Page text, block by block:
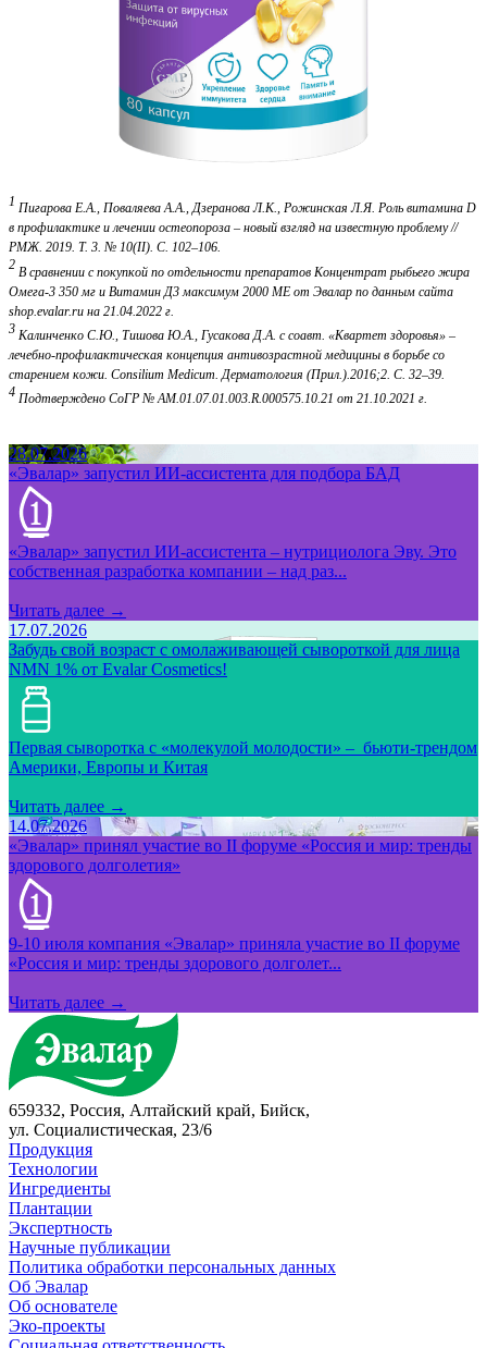
1 Пигарова Е.А., Поваляева А.А., Дзеранова Л.К., Рожинская Л.Я. Роль витамина D
в профилактике и лечении остеопороза – новый взгляд на известную проблему //
РМЖ. 2019. Т. 3. № 10(II). С. 102–106.
2 В сравнении с покупкой по отдельности препаратов Концентрат рыбьего жира
Омега-3 350 мг и Витамин Д3 максимум 2000 МЕ от Эвалар по данным сайта
shop.evalar.ru на 21.04.2022 г.
3 Калинченко С.Ю., Тишова Ю.А., Гусакова Д.А. с соавт. «Квартет здоровья» –
лечебно-профилактическая концепция антивозрастной медицины в борьбе со
старением кожи. Consilium Medicum. Дерматология (Прил.).2016;2. С. 32–39.
4 Подтверждено СоГР № АМ.01.07.01.003.R.000575.10.21 от 21.10.2021 г.
28.07.2026
«Эвалар» запустил ИИ-ассистента для подбора БАД
«Эвалар» запустил ИИ-ассистента – нутрициолога Эву. Это
собственная разработка компании – над раз...
Читать далее →
17.07.2026
Забудь свой возраст с омолаживающей сывороткой для лица
NMN 1% от Evalar Cosmetics!
Первая сыворотка с «молекулой молодости» – бьюти-трендом
Америки, Европы и Китая
Читать далее →
14.07.2026
«Эвалар» принял участие во II форуме «Россия и мир: тренды
здорового долголетия»
9-10 июля компания «Эвалар» приняла участие во II форуме
«Россия и мир: тренды здорового долголет...
Читать далее →
659332, Россия, Алтайский край, Бийск,
ул. Социалистическая, 23/6
Продукция
Технологии
Ингредиенты
Плантации
Экспертность
Научные публикации
Политика обработки персональных данных
Об Эвалар
Об основателе
Эко-проекты